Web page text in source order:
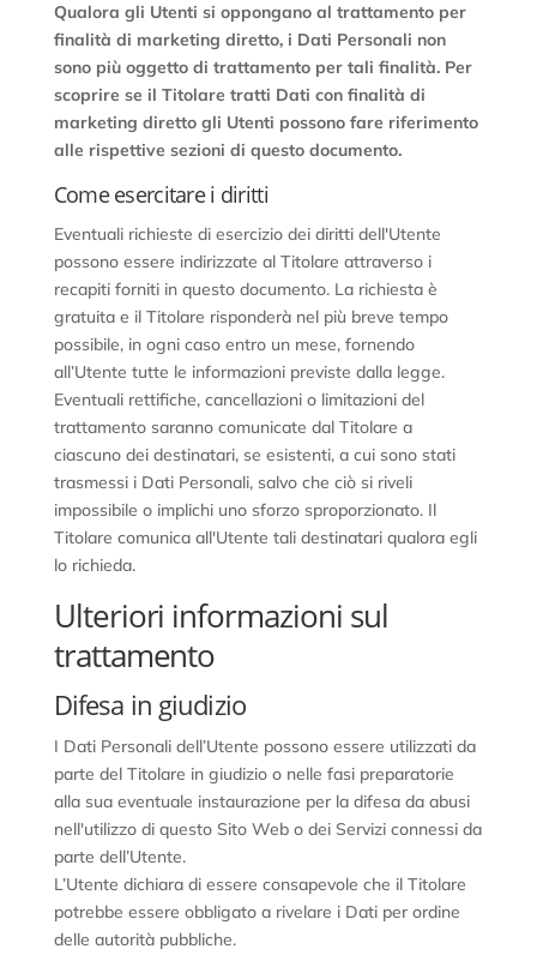
Qualora gli Utenti si oppongano al trattamento per
finalità di marketing diretto, i Dati Personali non
sono più oggetto di trattamento per tali finalità. Per
scoprire se il Titolare tratti Dati con finalità di
marketing diretto gli Utenti possono fare riferimento
alle rispettive sezioni di questo documento.
Come esercitare i diritti
Eventuali richieste di esercizio dei diritti dell'Utente
possono essere indirizzate al Titolare attraverso i
recapiti forniti in questo documento. La richiesta è
gratuita e il Titolare risponderà nel più breve tempo
possibile, in ogni caso entro un mese, fornendo
all’Utente tutte le informazioni previste dalla legge.
Eventuali rettifiche, cancellazioni o limitazioni del
trattamento saranno comunicate dal Titolare a
ciascuno dei destinatari, se esistenti, a cui sono stati
trasmessi i Dati Personali, salvo che ciò si riveli
impossibile o implichi uno sforzo sproporzionato. Il
Titolare comunica all'Utente tali destinatari qualora egli
lo richieda.
Ulteriori informazioni sul
trattamento
Difesa in giudizio
I Dati Personali dell’Utente possono essere utilizzati da
parte del Titolare in giudizio o nelle fasi preparatorie
alla sua eventuale instaurazione per la difesa da abusi
nell'utilizzo di questo Sito Web o dei Servizi connessi da
parte dell’Utente.
L’Utente dichiara di essere consapevole che il Titolare
potrebbe essere obbligato a rivelare i Dati per ordine
delle autorità pubbliche.